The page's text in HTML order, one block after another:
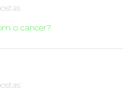
o cancer?